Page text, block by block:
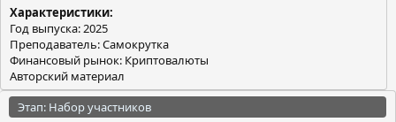
Характеристики
Год выпуска: 2025
Преподаватель: Самокрутка
Финансовый рынок: Криптовалюты
Авторский материал
Этап: Набор участников